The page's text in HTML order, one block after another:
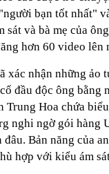
bạn tốt nhất"
sát và bà mẹ của
hơn 60 video lên
xác nhận những ảo
đầu độc ông bằng
Trung Hoa chứa
nghi ngờ gói hàng
Bản năng của
hợp với kiểu ám